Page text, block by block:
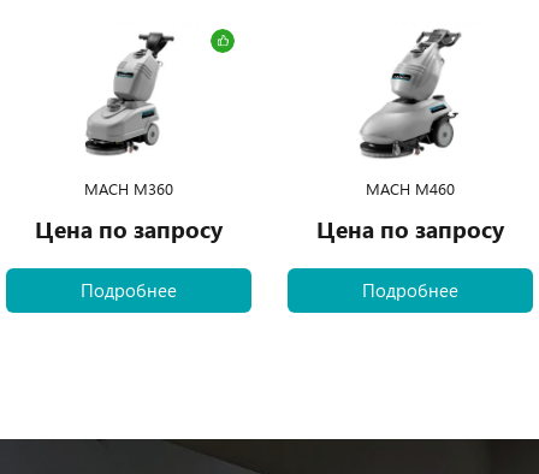
MACH M360
Цена по запросу
Подробнее
MACH M460
Цена по запросу
Подробнее